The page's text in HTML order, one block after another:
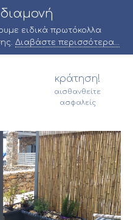
ειδικά πρωτόκολλα
Διαβάστε περισσότερα...
κράτηση!
αισθανθείτε
ασφαλείς